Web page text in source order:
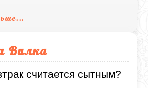
Вилка
считается сытным?